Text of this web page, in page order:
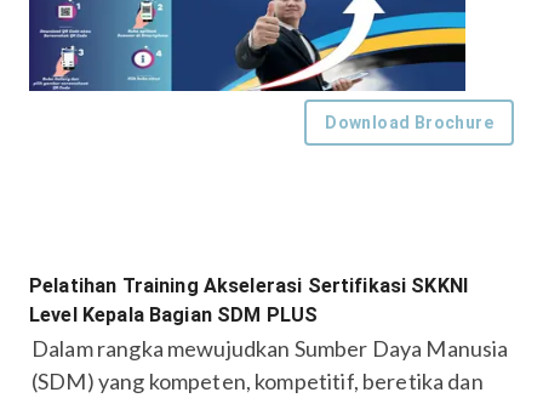
Download Brochure
Pelatihan Training Akselerasi Sertifikasi SKKNI
Level Kepala Bagian SDM PLUS
Dalam rangka mewujudkan Sumber Daya Manusia
(SDM) yang kompeten, kompetitif, beretika dan